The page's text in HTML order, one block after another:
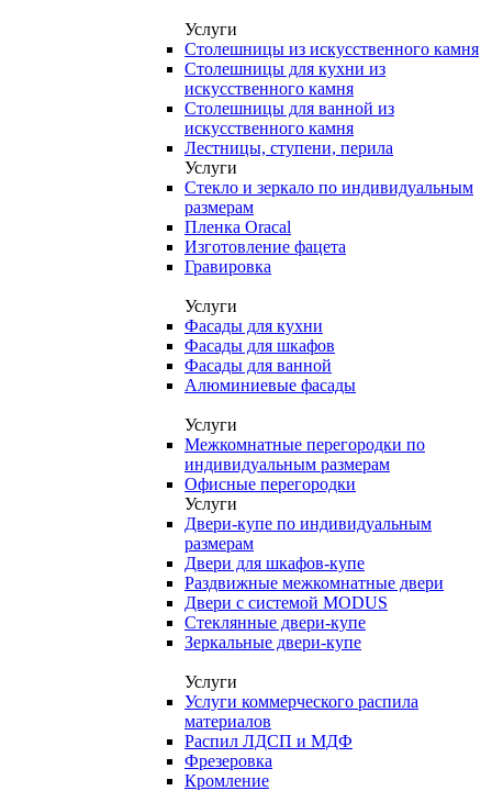
Услуги
Столешницы из искусственного камня
Столешницы для кухни из
искусственного камня
Столешницы для ванной из
искусственного камня
Лестницы, ступени, перила
Услуги
Стекло и зеркало по индивидуальным
размерам
Пленка Oracal
Изготовление фацета
Гравировка
Услуги
Фасады для кухни
Фасады для шкафов
Фасады для ванной
Алюминиевые фасады
Услуги
Межкомнатные перегородки по
индивидуальным размерам
Офисные перегородки
Услуги
Двери-купе по индивидуальным
размерам
Двери для шкафов-купе
Раздвижные межкомнатные двери
Двери с системой MODUS
Стеклянные двери-купе
Зеркальные двери-купе
Услуги
Услуги коммерческого распила
материалов
Распил ЛДСП и МДФ
Фрезеровка
Кромление